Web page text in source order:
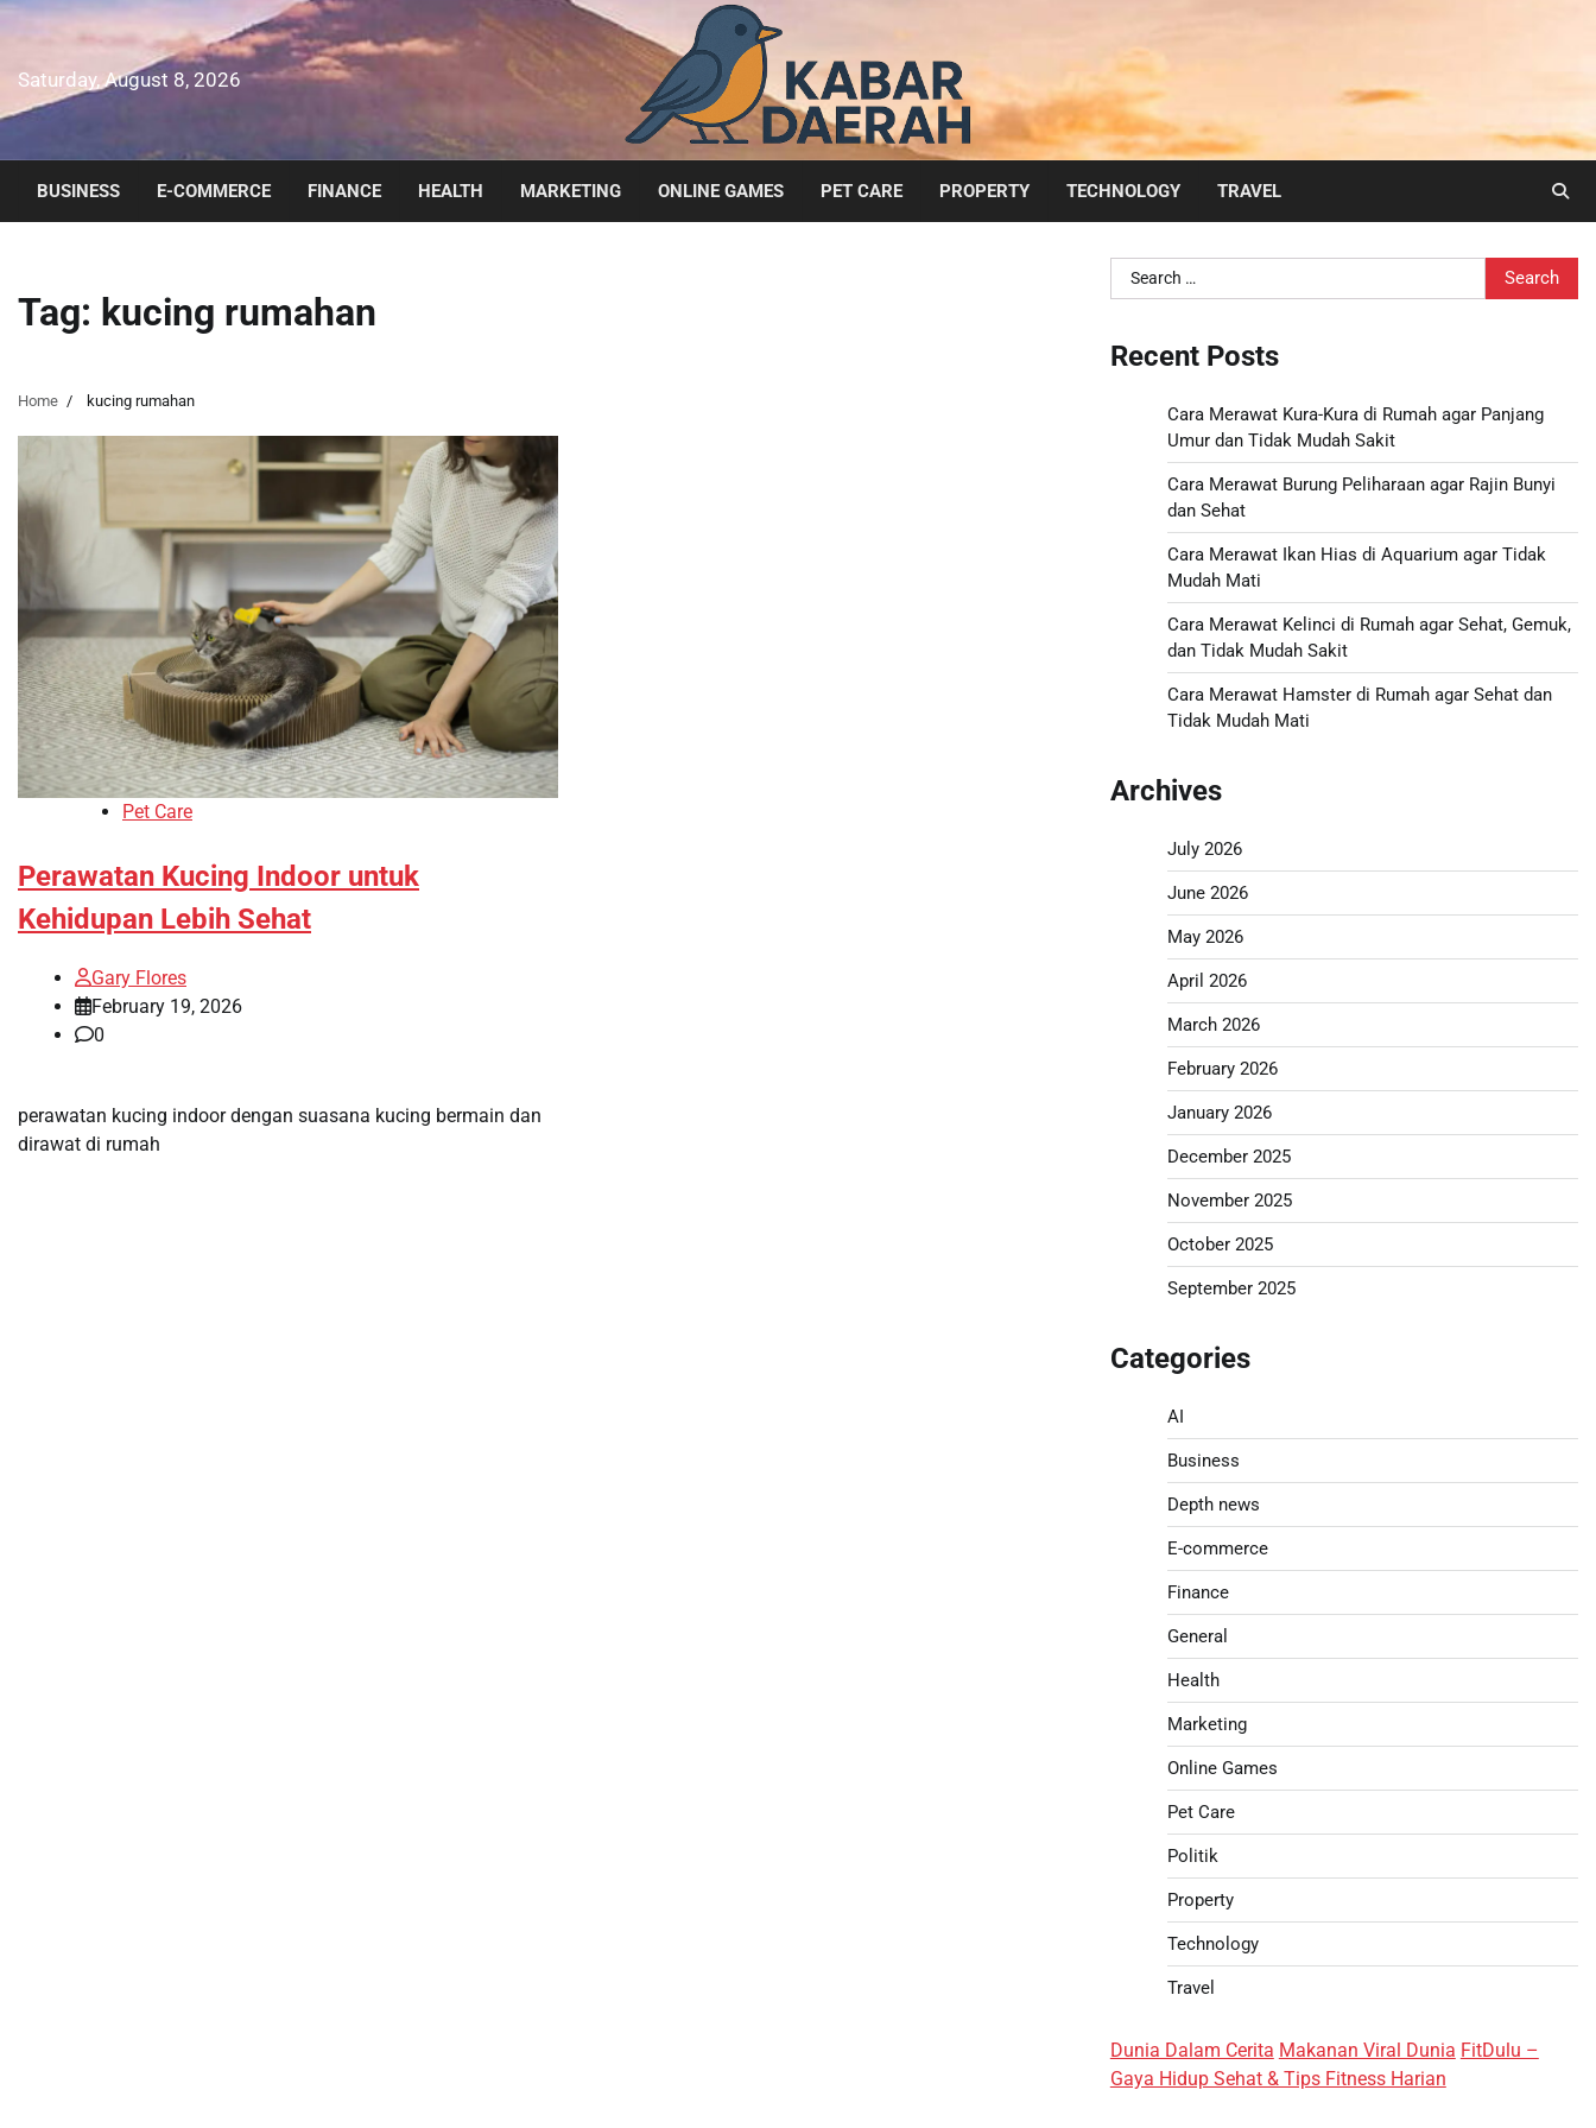
Skip
content
Saturday, August 8, 2026
BUSINESS E-COMMERCE FINANCE HEALTH MARKETING ONLINE GAMES PET CARE PROPERTY TECHNOLOGY TRAVEL
Tag: kucing rumahan
Home kucing rumahan
Pet Care
Perawatan Kucing Indoor untuk
Kehidupan Lebih Sehat
Gary Flores
February 19, 2026
0
perawatan kucing indoor dengan suasana kucing bermain dan
dirawat di rumah
Search
for:
Recent Posts
Cara Merawat Kura-Kura di Rumah agar Panjang
Umur dan Tidak Mudah Sakit
Cara Merawat Burung Peliharaan agar Rajin Bunyi
dan Sehat
Cara Merawat Ikan Hias di Aquarium agar Tidak
Mudah Mati
Cara Merawat Kelinci di Rumah agar Sehat, Gemuk,
dan Tidak Mudah Sakit
Cara Merawat Hamster di Rumah agar Sehat dan
Tidak Mudah Mati
Archives
July 2026
June 2026
May 2026
April 2026
March 2026
February 2026
January 2026
December 2025
November 2025
October 2025
September 2025
Categories
AI
Business
Depth news
E-commerce
Finance
General
Health
Marketing
Online Games
Pet Care
Politik
Property
Technology
Travel
Dunia Dalam Cerita Makanan Viral Dunia FitDulu –
Gaya Hidup Sehat & Tips Fitness Harian